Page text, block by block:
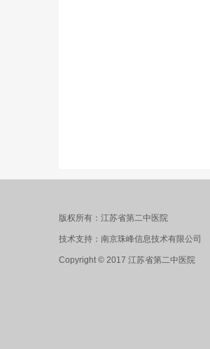
版权所有：江苏省第二中医院
技术支持：南京珠峰信息技术有限公司
Copyright © 2017 江苏省第二中医院